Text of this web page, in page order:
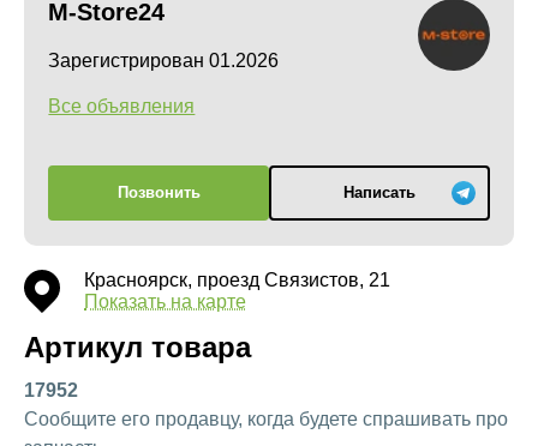
M-Store24
Зарегистрирован 01.2026
Все объявления
Позвонить Написать
Красноярск, проезд Связистов, 21
Показать на карте
Артикул товара
17952
Сообщите его продавцу, когда будете спрашивать про